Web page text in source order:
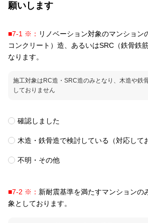
願いします
■7-1 ※： リノベーション対象のマンション
コンクリート）造、あるいはSRC（鉄骨鉄
なります。
施工対象はRC造・SRC造のみとなり、木造や鉄
しておりません
確認しました
木造・鉄骨造で検討している（対応して
不明・その他
■7-2 ※： 新耐震基準を満たすマンションの
象としております。